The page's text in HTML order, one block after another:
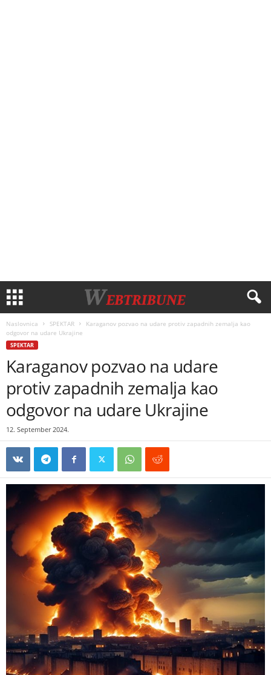
Naslovnica SPEKTAR
Karaganov pozvao na udare protiv zapadnih zemalja kao
odgovor na udare Ukrajine
SPEKTAR
Karaganov pozvao na udare
protiv zapadnih zemalja kao
odgovor na udare Ukrajine
12. September 2024.